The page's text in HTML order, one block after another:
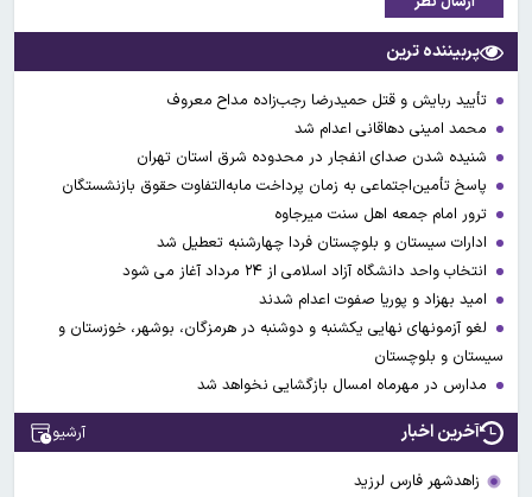
پربیننده ترین
تأیید ربایش و قتل حمیدرضا رجب‌زاده مداح معروف
محمد امینی دهاقانی اعدام شد
شنیده شدن صدای انفجار در محدوده شرق استان تهران
پاسخ تأمین‌اجتماعی به زمان پرداخت مابه‌التفاوت حقوق بازنشستگان
ترور امام جمعه اهل سنت میرجاوه
ادارات سیستان و بلوچستان فردا چهارشنبه تعطیل شد
انتخاب واحد دانشگاه آزاد اسلامی از ۲۴ مرداد آغاز می شود
امید بهزاد و پوریا صفوت اعدام شدند
لغو آزمونهای نهایی یکشنبه و دوشنبه در هرمزگان، بوشهر، خوزستان و
سیستان و بلوچستان
مدارس در مهرماه امسال بازگشایی نخواهد شد
آخرین اخبار آرشیو
زاهدشهر فارس لرزید